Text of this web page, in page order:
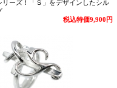
リーズ！「Ｓ」をデザインしたシル
税込特価9,900円